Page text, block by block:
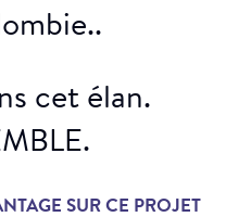
cet élan.
SUR CE PROJET